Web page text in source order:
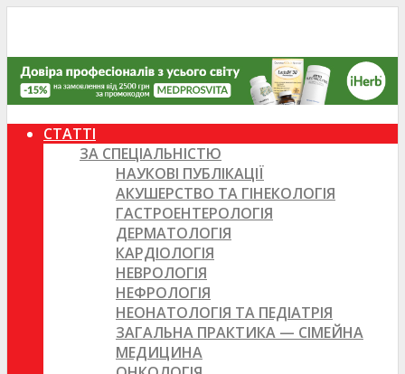
СТАТТІ
ЗА СПЕЦІАЛЬНІСТЮ
НАУКОВІ ПУБЛІКАЦІЇ
АКУШЕРСТВО ТА ГІНЕКОЛОГІЯ
ГАСТРОЕНТЕРОЛОГІЯ
ДЕРМАТОЛОГІЯ
КАРДІОЛОГІЯ
НЕВРОЛОГІЯ
НЕФРОЛОГІЯ
НЕОНАТОЛОГІЯ ТА ПЕДІАТРІЯ
ЗАГАЛЬНА ПРАКТИКА — СІМЕЙНА
МЕДИЦИНА